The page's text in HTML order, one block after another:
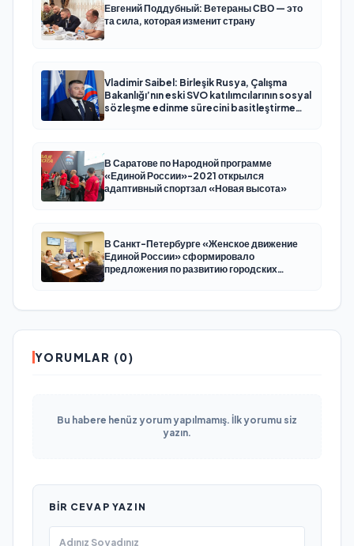
Евгений Поддубный: Ветераны СВО — это
та сила, которая изменит страну
Vladimir Saibel: Birleşik Rusya, Çalışma
Bakanlığı’nın eski SVO katılımcılarının sosyal
sözleşme edinme sürecini basitleştirme
В Саратове по Народной программе
«Единой России»-2021 открылся
адаптивный спортзал «Новая высота»
В Санкт-Петербурге «Женское движение
Единой России» сформировало
предложения по развитию городских
YORUMLAR (0)
Bu habere henüz yorum yapılmamış. İlk yorumu siz
yazın.
BIR CEVAP YAZIN